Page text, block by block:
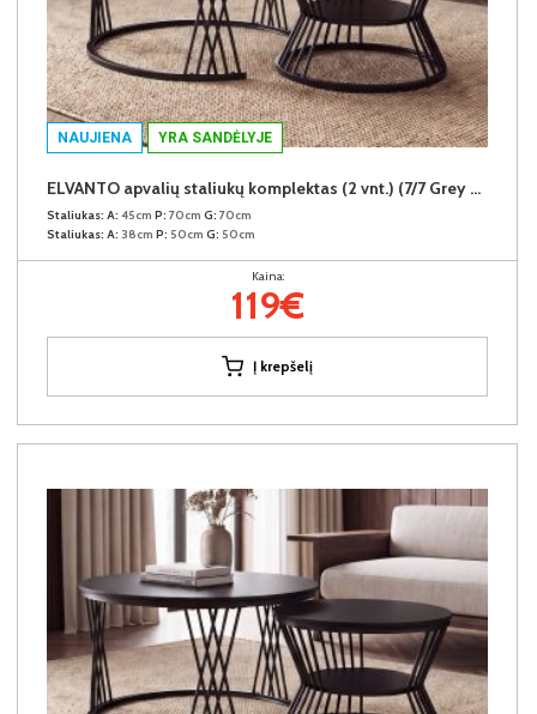
NAUJIENA YRA SANDĖLYJE
ELVANTO apvalių staliukų komplektas (2 vnt.) (7/7 Grey Gloss)
Staliukas: A: 45cm P: 70cm G: 70cm
Staliukas: A: 38cm P: 50cm G: 50cm
Kaina:
119€
Į krepšelį